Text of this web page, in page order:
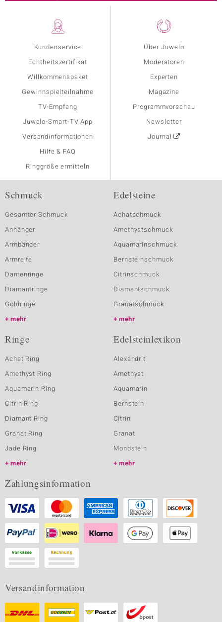
Kundenservice
Echtheitszertifikat
Willkommenspaket
Gewinnspielteilnahme
TV-Empfang
Juwelo-Smart-TV App
Versandinformationen
Hilfe & FAQ
Ringgröße ermitteln
Über Juwelo
Moderatoren
Experten
Magazine
Programmvorschau
Newsletter
Journal
Schmuck
Gesamter Schmuck
Anhänger
Armbänder
Armreife
Damenringe
Diamantringe
Goldringe
mehr
Edelsteine
Achatschmuck
Amethystschmuck
Aquamarinschmuck
Bernsteinschmuck
Citrinschmuck
Diamantschmuck
Granatschmuck
mehr
Ringe
Achat Ring
Amethyst Ring
Aquamarin Ring
Citrin Ring
Diamant Ring
Granat Ring
Jade Ring
mehr
Edelsteinlexikon
Alexandrit
Amethyst
Aquamarin
Bernstein
Citrin
Granat
Mondstein
mehr
Zahlungsinformation
Versandinformation